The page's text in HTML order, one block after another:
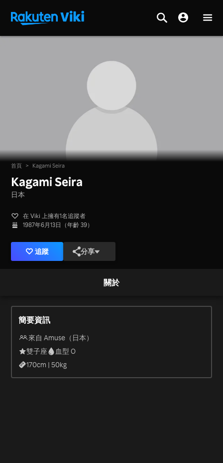
首頁 > Kagami Seira
Kagami Seira
日本
在 Viki 上擁有1名追蹤者
1987年6月13日（年齡 39）
追蹤 分享
關於
簡要資訊
來自 Amuse（日本）
雙子座
血型 O
170cm |50kg